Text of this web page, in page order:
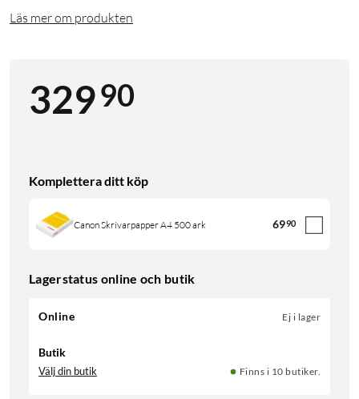
Läs mer om produkten
32990
Komplettera ditt köp
Canon Skrivarpapper A4 500 ark 6990
Lagerstatus online och butik
Online Ej i lager
Butik
Välj din butik Finns i 10 butiker.